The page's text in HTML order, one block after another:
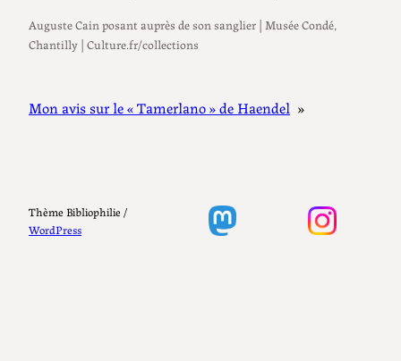
Auguste Cain posant auprès de son sanglier | Musée Condé,
Chantilly | Culture.fr/collections
Mon avis sur le « Tamerlano » de Haendel »
Thème Bibliophilie /
WordPress